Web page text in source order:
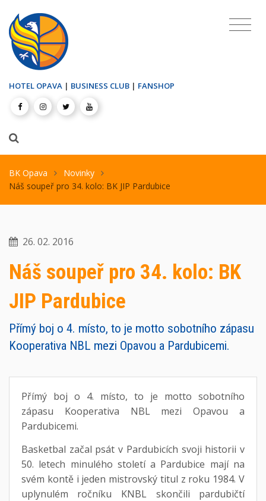
HOTEL OPAVA | BUSINESS CLUB | FANSHOP
BK Opava
Novinky
Náš soupeř pro 34. kolo: BK JIP Pardubice
26. 02. 2016
Náš soupeř pro 34. kolo: BK
JIP Pardubice
Přímý boj o 4. místo, to je motto sobotního zápasu
Kooperativa NBL mezi Opavou a Pardubicemi.
Přímý boj o 4. místo, to je motto sobotního
zápasu Kooperativa NBL mezi Opavou a
Pardubicemi.
Basketbal začal psát v Pardubicích svoji historii v
50. letech minulého století a Pardubice mají na
svém kontě i jeden mistrovský titul z roku 1984. V
uplynulém ročníku KNBL skončili pardubičtí